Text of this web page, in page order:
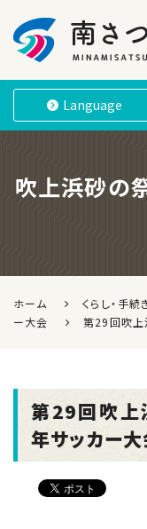
南さつま市
Language
吹上浜砂の
ホーム くらし・手続
ー大会
第29回吹上
第29回吹上
年サッカー